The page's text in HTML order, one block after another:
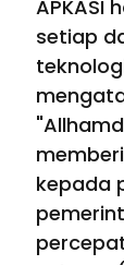
APKASI
setiap
kepada